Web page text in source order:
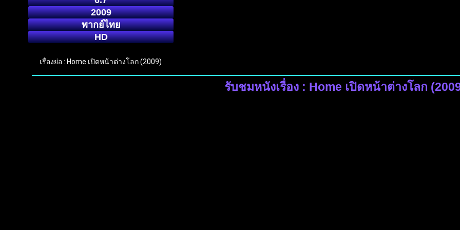
2009
พากย์ไทย
HD
เรื่องย่อ : Home เปิดหน้าต่างโลก (2009)
รับชมหนังเรื่อง : Home เปิดหน้าต่างโลก